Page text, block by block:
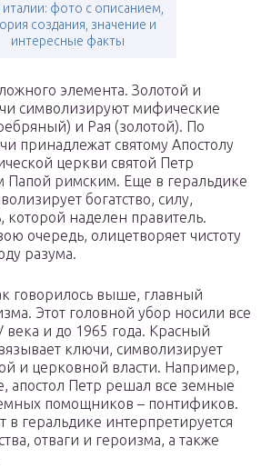
италии: фото с описанием,
создания, значение и
интересные факты
элемента. Золотой и
символизируют мифические
и Рая (золотой). По
принадлежат святому Апостолу
церкви святой Петр
Папой римским. Еще в геральдике
богатство, силу,
которой наделен правитель.
очередь, олицетворяет чистоту
разума.
говорилось выше, главный
Этот головной убор носили все
века и до 1965 года. Красный
ключи, символизирует
и церковной власти. Например,
апостол Петр решал все земные
помощников – понтификов.
в геральдике интерпретируется
отваги и героизма, а также